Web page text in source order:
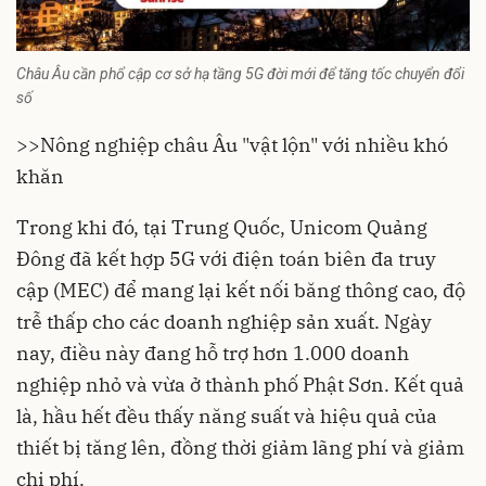
Châu Âu cần phổ cập cơ sở hạ tầng 5G đời mới để tăng tốc chuyển đổi
số
>>Nông nghiệp châu Âu "vật lộn" với nhiều khó
khăn
Trong khi đó, tại Trung Quốc, Unicom Quảng
Đông đã kết hợp 5G với điện toán biên đa truy
cập (MEC) để mang lại kết nối băng thông cao, độ
trễ thấp cho các doanh nghiệp sản xuất. Ngày
nay, điều này đang hỗ trợ hơn 1.000 doanh
nghiệp nhỏ và vừa ở thành phố Phật Sơn. Kết quả
là, hầu hết đều thấy năng suất và hiệu quả của
thiết bị tăng lên, đồng thời giảm lãng phí và giảm
chi phí.